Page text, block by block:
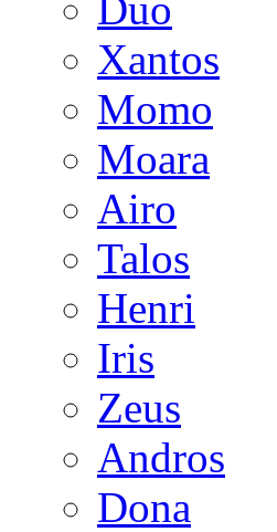
Xantos
Momo
Moara
Airo
Talos
Henri
Iris
Zeus
Andros
Dona